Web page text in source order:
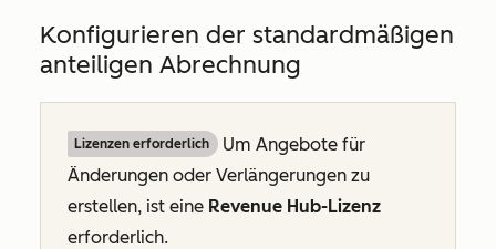
Konfigurieren der standardmäßigen
anteiligen Abrechnung
Lizenzen erforderlich
Um Angebote für
Änderungen oder Verlängerungen zu
erstellen, ist eine Revenue Hub-Lizenz
erforderlich.